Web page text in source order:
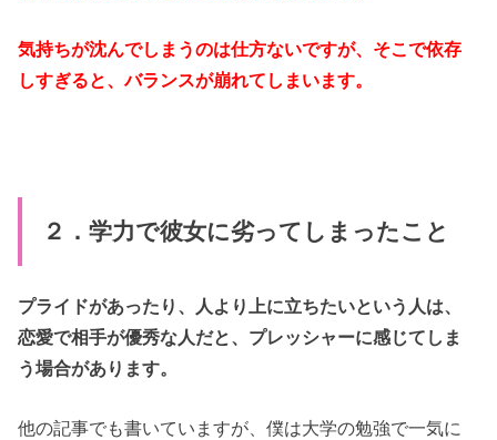
気持ちが沈んでしまうのは仕方ないですが、そこで依存
しすぎると、バランスが崩れてしまいます。
２．学力で彼女に劣ってしまったこと
プライドがあったり、人より上に立ちたいという人は、
恋愛で相手が優秀な人だと、プレッシャーに感じてしま
う場合があります。
他の記事でも書いていますが、僕は大学の勉強で一気に